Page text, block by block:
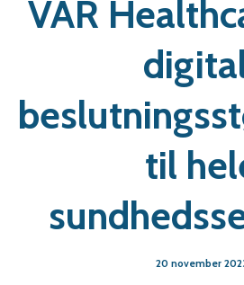
VAR
til
20 november